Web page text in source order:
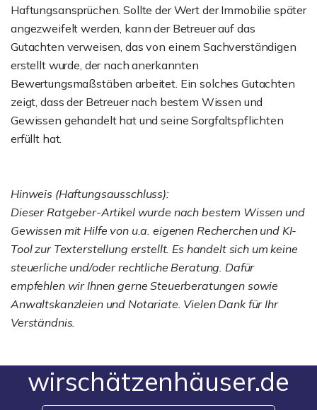
Haftungsansprüchen. Sollte der Wert der Immobilie später
angezweifelt werden, kann der Betreuer auf das
Gutachten verweisen, das von einem Sachverständigen
erstellt wurde, der nach anerkannten
Bewertungsmaßstäben arbeitet. Ein solches Gutachten
zeigt, dass der Betreuer nach bestem Wissen und
Gewissen gehandelt hat und seine Sorgfaltspflichten
erfüllt hat.
Hinweis (Haftungsausschluss):
Dieser Ratgeber-Artikel wurde nach bestem Wissen und
Gewissen mit Hilfe von u.a. eigenen Recherchen und KI-
Tool zur Texterstellung erstellt. Es handelt sich um keine
steuerliche und/oder rechtliche Beratung. Dafür
empfehlen wir Ihnen gerne Steuerberatungen sowie
Anwaltskanzleien und Notariate. Vielen Dank für Ihr
Verständnis.
wirschätzenhäuser.de